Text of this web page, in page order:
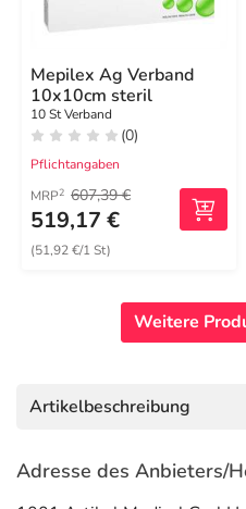
Mepilex Ag Verband
10x10cm steril
10 St Verband
(0)
Pflichtangaben
MRP2 607,39 €
519,17 €
(51,92 €/1 St)
Weitere
Artikelbeschreibung
Adresse des Anbieters/